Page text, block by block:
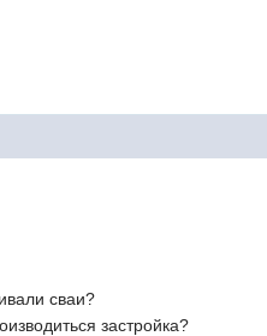
сваи?
застройка?